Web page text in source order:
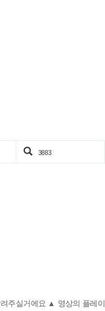
3883
주실거에요 ▲ 영상의 플레이